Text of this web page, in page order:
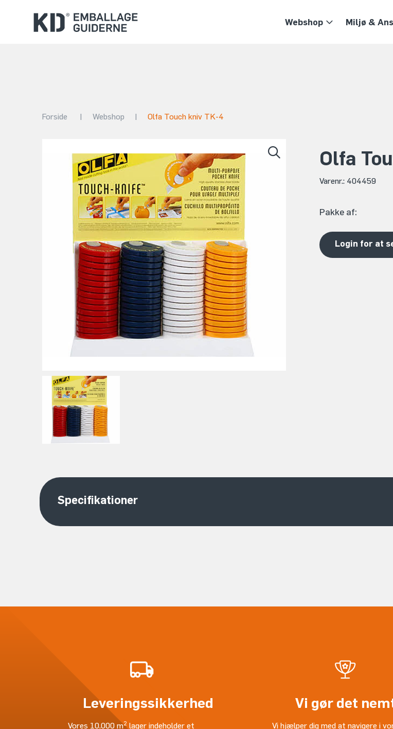
Webshop Miljø &
Forside | Webshop | Olfa Touch kniv TK-4
Olfa
Varenr.: 404459
Pakke af:
Login for at
Specifikationer
Leveringssikkerhed
Vores 10.000 m2lager indeholder et
Vi gør det
Vi hjælper dig med at navigere i